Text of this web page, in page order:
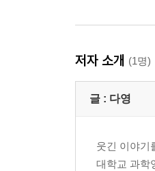
저자 소개 (1명)
글 : 다영
웃긴 이야기
대학교 과학